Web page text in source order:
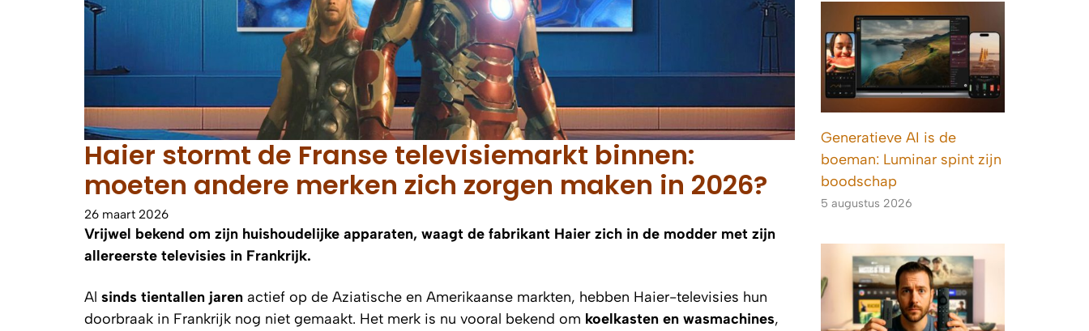
Haier stormt de Franse televisiemarkt binnen:
moeten andere merken zich zorgen maken in 2026?
26 maart 2026
Vrijwel bekend om zijn huishoudelijke apparaten, waagt de fabrikant Haier zich in de modder met zijn
allereerste televisies in Frankrijk.
Al sinds tientallen jaren actief op de Aziatische en Amerikaanse markten, hebben Haier-televisies hun
doorbraak in Frankrijk nog niet gemaakt. Het merk is nu vooral bekend om koelkasten en wasmachines,
Generatieve AI is de
boeman: Luminar spint zijn
boodschap
5 augustus 2026